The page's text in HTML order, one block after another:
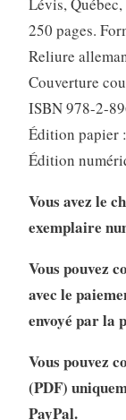
250 pages.
Reliure
Couverture
ISBN 978-2-
Édition papier
Édition
Vous avez le
exemplaire
Vous pouvez
avec le
envoyé par la
Vous pouvez
(PDF)
PayPal.